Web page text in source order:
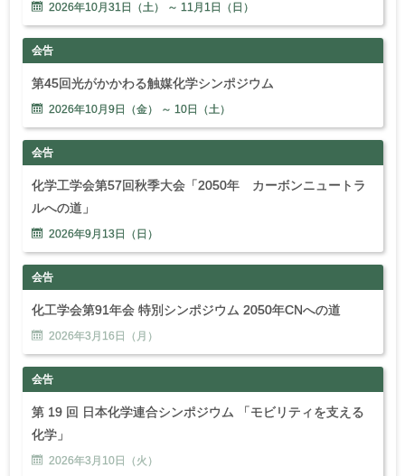
2026年10月 31日（土） ～ 11月 1日（日）
会告
第45回光がかかわる触媒化学シンポジウム
2026年10月 9日（金） ～ 10日（土）
会告
化学工学会第57回秋季大会「2050年 カーボンニュートラ
ルへの道」
2026年9月 13日（日）
会告
化工学会第91年会 特別シンポジウム 2050年CNへの道
2026年3月 16日（月）
会告
第 19 回 日本化学連合シンポジウム 「モビリティを支える
化学」
2026年3月 10日（火）